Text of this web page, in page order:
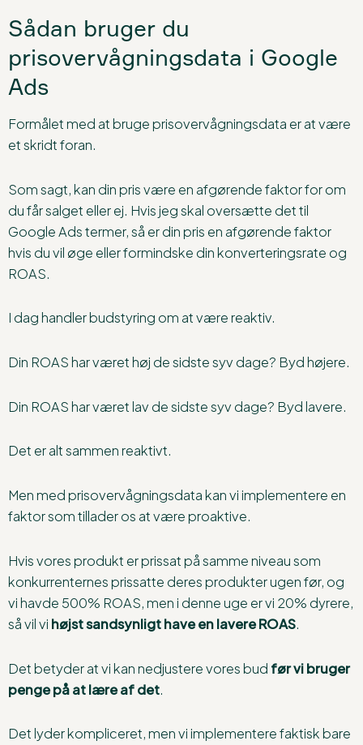
Sådan bruger du
prisovervågningsdata i Google
Ads
Formålet med at bruge prisovervågningsdata er at være
et skridt foran.
Som sagt, kan din pris være en afgørende faktor for om
du får salget eller ej. Hvis jeg skal oversætte det til
Google Ads termer, så er din pris en afgørende faktor
hvis du vil øge eller formindske din konverteringsrate og
ROAS.
I dag handler budstyring om at være reaktiv.
Din ROAS har været høj de sidste syv dage? Byd højere.
Din ROAS har været lav de sidste syv dage? Byd lavere.
Det er alt sammen reaktivt.
Men med prisovervågningsdata kan vi implementere en
faktor som tillader os at være proaktive.
Hvis vores produkt er prissat på samme niveau som
konkurrenternes prissatte deres produkter ugen før, og
vi havde 500% ROAS, men i denne uge er vi 20% dyrere,
så vil vi højst sandsynligt have en lavere ROAS.
Det betyder at vi kan nedjustere vores bud før vi bruger
penge på at lære af det.
Det lyder kompliceret, men vi implementere faktisk bare